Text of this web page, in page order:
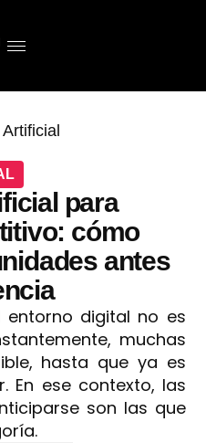
para
cómo
antes
entorno digital no es
muchas
hasta que ya es
En ese contexto, las
son las que